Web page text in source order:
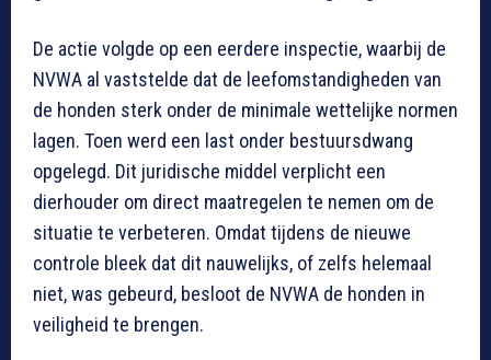
De actie volgde op een eerdere inspectie, waarbij de
NVWA al vaststelde dat de leefomstandigheden van
de honden sterk onder de minimale wettelijke normen
lagen. Toen werd een last onder bestuursdwang
opgelegd. Dit juridische middel verplicht een
dierhouder om direct maatregelen te nemen om de
situatie te verbeteren. Omdat tijdens de nieuwe
controle bleek dat dit nauwelijks, of zelfs helemaal
niet, was gebeurd, besloot de NVWA de honden in
veiligheid te brengen.